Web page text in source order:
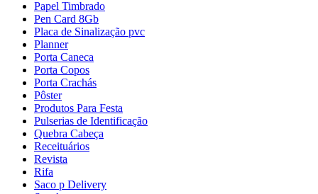
Papel Timbrado
Pen Card 8Gb
Placa de Sinalização pvc
Planner
Porta Caneca
Porta Copos
Porta Crachás
Pôster
Produtos Para Festa
Pulserias de Identificação
Quebra Cabeça
Receituários
Revista
Rifa
Saco p Delivery